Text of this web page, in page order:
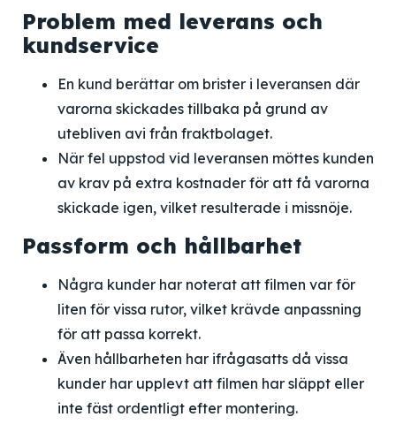
Problem med leverans och
kundservice
En kund berättar om brister i leveransen där
varorna skickades tillbaka på grund av
utebliven avi från fraktbolaget.
När fel uppstod vid leveransen möttes kunden
av krav på extra kostnader för att få varorna
skickade igen, vilket resulterade i missnöje.
Passform och hållbarhet
Några kunder har noterat att filmen var för
liten för vissa rutor, vilket krävde anpassning
för att passa korrekt.
Även hållbarheten har ifrågasatts då vissa
kunder har upplevt att filmen har släppt eller
inte fäst ordentligt efter montering.